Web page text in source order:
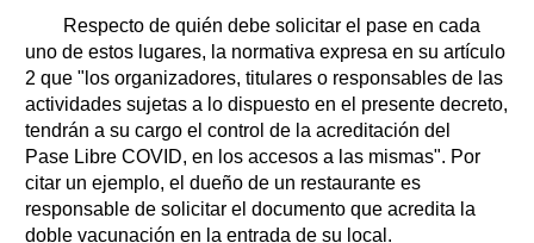
Respecto de quién debe solicitar el pase en cada
uno de estos lugares, la normativa expresa en su artículo
2 que "los organizadores, titulares o responsables de las
actividades sujetas a lo dispuesto en el presente decreto,
tendrán a su cargo el control de la acreditación del
Pase Libre COVID, en los accesos a las mismas". Por
citar un ejemplo, el dueño de un restaurante es
responsable de solicitar el documento que acredita la
doble vacunación en la entrada de su local.